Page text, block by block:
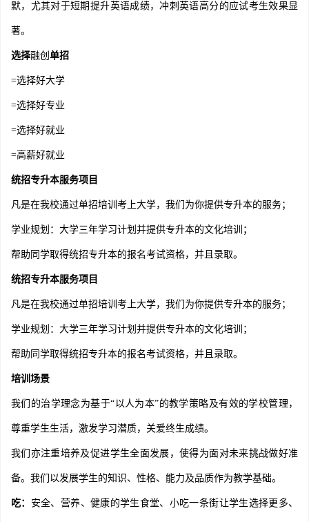
默，尤其对于短期提升英语成绩，冲刺英语高分的应试考生效果显
著。
选择融创 单招
=选择好大学
=选择好专业
=选择好就业
=高薪好就业
统招专升本服务项目
凡是在我校通过单招培训考上大学，我们为你提供专升本的服务；
学业规划：大学三年学习计划并提供专升本的文化培训；
帮助同学取得统招专升本的报名考试资格，并且录取。
统招专升本服务项目
凡是在我校通过单招培训考上大学，我们为你提供专升本的服务；
学业规划：大学三年学习计划并提供专升本的文化培训；
帮助同学取得统招专升本的报名考试资格，并且录取。
培训场景
我们的治学理念为基于“以人为本”的教学策略及有效的学校管理，
尊重学生生活，激发学习潜质，关爱终生成绩。
我们亦注重培养及促进学生全面发展，使得为面对未来挑战做好准
备。我们以发展学生的知识、性格、能力及品质作为教学基础。
吃： 安全、营养、健康的学生食堂、小吃一条街让学生选择更多、